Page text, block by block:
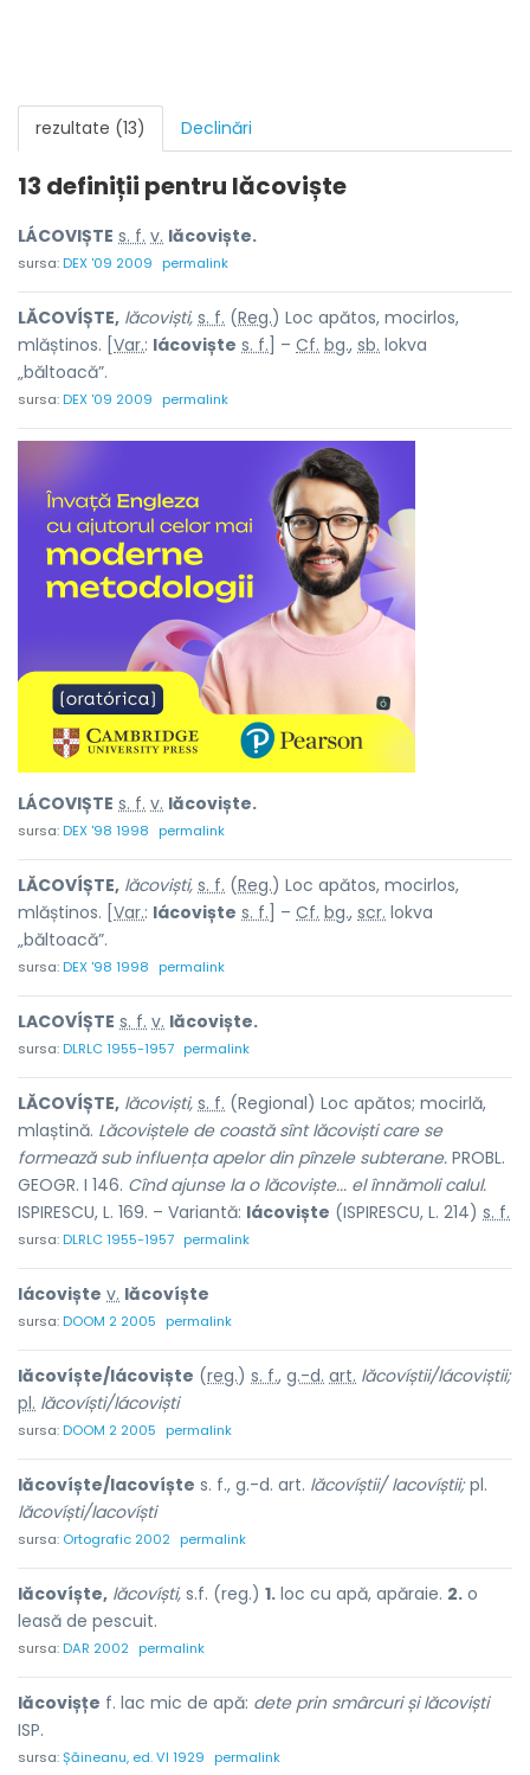
rezultate (13) Declinări
13 definiții pentru lăcoviște
LÁCOVIȘTE s. f. v. lăcoviște.
sursa:DEX '09 2009 permalink
LĂCOVÍȘTE, lăcoviști, s. f. (Reg.) Loc apătos, mocirlos,
mlăștinos. [ Var.: lácoviște s. f. ] – Cf. bg., sb. lokva
„băltoacă”.
sursa:DEX '09 2009 permalink
LÁCOVIȘTE s. f. v. lăcoviște.
sursa:DEX '98 1998 permalink
LĂCOVÍȘTE, lăcoviști, s. f. (Reg.) Loc apătos, mocirlos,
mlăștinos. [ Var.: lácoviște s. f. ] – Cf. bg., scr. lokva
„băltoacă”.
sursa:DEX '98 1998 permalink
LACOVÍȘTE s. f. v. lăcoviște.
sursa:DLRLC 1955-1957 permalink
LĂCOVÍȘTE, lăcoviști, s. f. (Regional) Loc apătos; mocirlă,
mlaștină. Lăcoviștele de coastă sînt lăcoviști care se
formează sub influența apelor din pînzele subterane. PROBL.
GEOGR. I 146. Cînd ajunse la o lăcoviște... el înnămoli calul.
ISPIRESCU, L. 169. – Variantă: lácoviște (ISPIRESCU, L. 214) s. f.
sursa:DLRLC 1955-1957 permalink
lácoviște v. lăcovíște
sursa:DOOM 2 2005 permalink
lăcovíște/lácoviște (reg.) s. f., g.-d. art. lăcovíștii/lácoviștii;
pl. lăcovíști/lácoviști
sursa:DOOM 2 2005 permalink
lăcovíște/lacovíște s. f., g.-d. art. lăcovíștii/ lacovíștii;pl.
lăcovíști/lacovíști
sursa: Ortografic 2002 permalink
lăcovíște, lăcovíști, s.f. (reg.) 1. loc cu apă, apăraie. 2. o
leasă de pescuit.
sursa:DAR 2002 permalink
lăcovișțe f. lac mic de apă: dete prin smârcuri și lăcoviști
ISP.
sursa:Șăineanu, ed. VI 1929 permalink